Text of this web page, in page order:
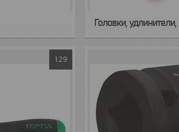
Головки,
129